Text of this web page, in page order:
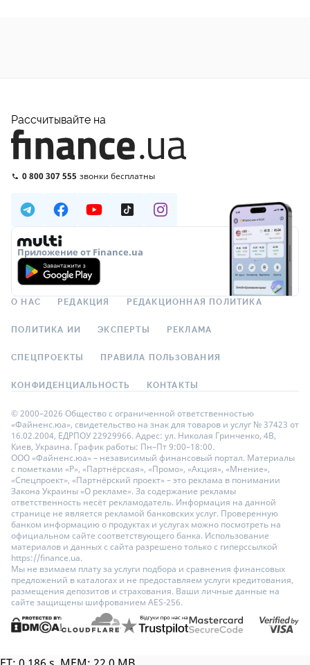
Рассчитывайте на
0 800 307 555 звонки бесплатны
Приложение от Finance.ua
О НАС РЕДАКЦИЯ РЕДАКЦИОННАЯ ПОЛИТИКА
ПОЛИТИКА ИИ ЭКСПЕРТЫ РЕКЛАМА
СПЕЦПРОЕКТЫ ПРАВИЛА ПОЛЬЗОВАНИЯ
КОНФИДЕНЦИАЛЬНОСТЬ КОНТАКТЫ
© 2000–2026 Общество с ограниченной ответственностью
«Файненс.юа», свидетельство на знак для товаров и услуг № 37423 от
16.02.2004, ЕДРПОУ 22929966. Адрес: ул. Николая Гринченко, 4В,
Киев, Украина. График работы: Пн–Пт 9:00–18:00.
ООО «Файненс.юа» – независимый финансовый портал. Материалы
с пометками «Р», «Партнёрская», «Промо», «Акция», «Мнение»,
«Спецпроект», «Партнёрский проект» – это реклама в понимании
Закона Украины «О рекламе». За содержание рекламы
ответственность несёт рекламодатель. Информация на данной
странице не является рекламой банковских услуг. Проверенную
банком информацию о продуктах и услугах можно посмотреть на
официальном сайте соответствующего банка. Использование
материалов и данных с сайта разрешено только с гиперссылкой
https://finance.ua.
Мы не взимаем плату за услуги подбора и сравнения финансовых
предложений в каталогах и не предоставляем услуги кредитования,
размещения депозитов и страхования. Ваши личные данные на
сайте защищены шифрованием AES-256.